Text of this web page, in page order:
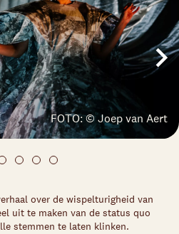
FOTO: © Joep van Aert
over de wispelturigheid van
uit te maken van de status quo
stemmen te laten klinken.